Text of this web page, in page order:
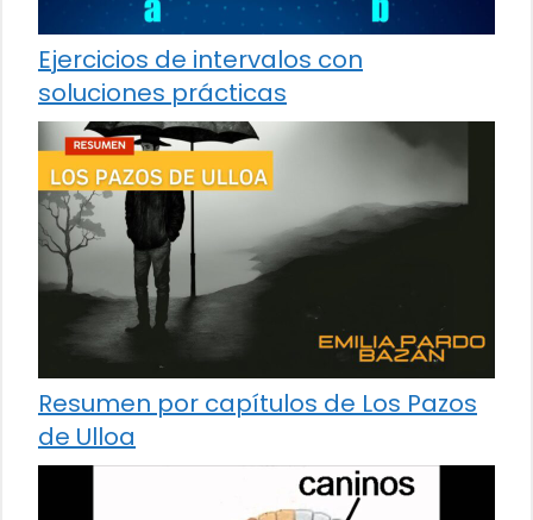
Ejercicios de intervalos con
soluciones prácticas
Resumen por capítulos de Los Pazos
de Ulloa